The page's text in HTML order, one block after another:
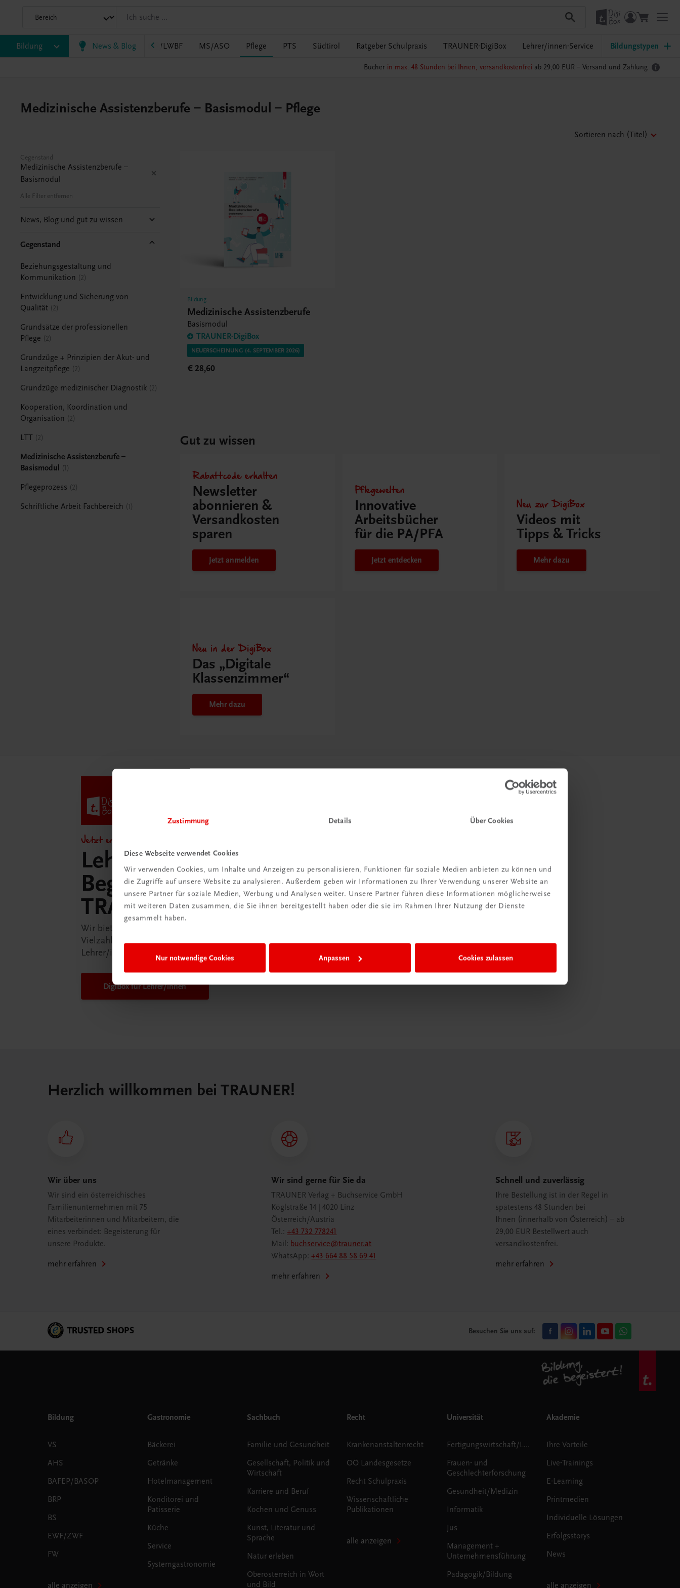
Zustimmung Details Über Cookies
Diese Webseite verwendet Cookies
Wir verwenden Cookies, um Inhalte und Anzeigen zu personalisieren, Funktionen für soziale Medien anbieten zu können und
die Zugriffe auf unsere Website zu analysieren. Außerdem geben wir Informationen zu Ihrer Verwendung unserer Website an
unsere Partner für soziale Medien, Werbung und Analysen weiter. Unsere Partner führen diese Informationen möglicherweise
mit weiteren Daten zusammen, die Sie ihnen bereitgestellt haben oder die sie im Rahmen Ihrer Nutzung der Dienste
gesammelt haben.
Nur notwendige Cookies Anpassen Cookies zulassen
Bildung News & Blog
HLT/Kolleg HLW HTL/FS LW/LWBF MS/ASO Pflege PTS Südtirol Ratgeber Schulpraxis TRAUNER-DigiBox Lehrer/innen-Service Bildungstypen
Bücher in max. 48 Stunden bei Ihnen, versandkostenfrei ab 29,00 EUR – Versand und Zahlung
Medizinische Assistenzberufe – Basismodul – Pflege
Sortieren nach (Titel)
Gegenstand
Medizinische Assistenzberufe –
Basismodul
Alle Filter entfernen
News, Blog und gut zu wissen
Gegenstand
Beziehungsgestaltung und
Kommunikation
2
Entwicklung und Sicherung von
Qualität 2
Grundsätze der professionellen
Pflege
2
Grundzüge + Prinzipien der Akut- und
Langzeitpflege
2
Grundzüge medizinischer Diagnostik 2
Kooperation, Koordination und
Organisation
2
LTT 2
Medizinische Assistenzberufe –
Basismodul
1
Pflegeprozess 2
Schriftliche Arbeit Fachbereich 1
Bildung
Medizinische Assistenzberufe
Basismodul
TRAUNER-DigiBox
NEUERSCHEINUNG (4. SEPTEMBER 2026)
€ 28,60
Gut zu wissen
Rabattcode erhalten
Newsletter
abonnieren &
Versandkosten
sparen
Jetzt anmelden
Pflegewelten
Innovative
Arbeitsbücher
für die PA/PFA
Jetzt entdecken
Neu zur DigiBox
Videos mit
Tipps & Tricks
Mehr dazu
Neu in der DigiBox
Das „Digitale
Klassenzimmer“
Mehr dazu
Jetzt entdecken!
Lehrer/innen-
Begleitpakete in der
TRAUNER-DigiBox
Wir bieten Ihnen in der TRAUNER-DigiBox eine
Vielzahl an Services an, die Ihr Leben als
Lehrer/in ein Stück einfacher machen.
DigiBox für Lehrer/innen
Herzlich willkommen bei TRAUNER!
Wir über uns
Wir sind ein österreichisches
Familienunternehmen mit 75
Mitarbeiterinnen und Mitarbeitern, die
eines verbindet: Begeisterung für
unsere Produkte.
mehr erfahren
Wir sind gerne für Sie da
TRAUNER Verlag + Buchservice GmbH
Köglstraße 14 | 4020 Linz
Österreich/Austria
Tel.:+43 732 778241
Mail: buchservice@trauner.at
WhatsApp:+43 664 88 58 69 41
mehr erfahren
Schnell und zuverlässig
Ihre Bestellung ist in der Regel in
spätestens 48 Stunden bei
Ihnen (innerhalb von Österreich) – ab
29,00 EUR Bestellwert auch
versandkostenfrei.
mehr erfahren
Besuchen Sie uns auf:
Bildung
VS
AHS
BAFEP/BASOP
BRP
BS
EWF/ZWF
FW
alle anzeigen
Gastronomie
Bäckerei
Getränke
Hotelmanagement
Konditorei und
Patisserie
Küche
Service
Systemgastronomie
Sachbuch
Familie und Gesundheit
Gesellschaft, Politik und
Wirtschaft
Karriere und Beruf
Kochen und Genuss
Kunst, Literatur und
Sprache
Natur erleben
Oberösterreich in Wort
und Bild
Recht
Krankenanstaltenrecht
OÖ Landesgesetze
Recht Schulpraxis
Wissenschaftliche
Publikationen
alle anzeigen
Universität
Fertigungswirtschaft/Logistik
Frauen- und
Geschlechterforschung
Gesundheit/Medizin
Informatik
Jus
Management +
Unternehmensführung
Pädagogik/Bildung
Akademie
Ihre Vorteile
Live-Trainings
E-Learning
Printmedien
Individuelle Lösungen
Erfolgsstorys
News
alle anzeigen